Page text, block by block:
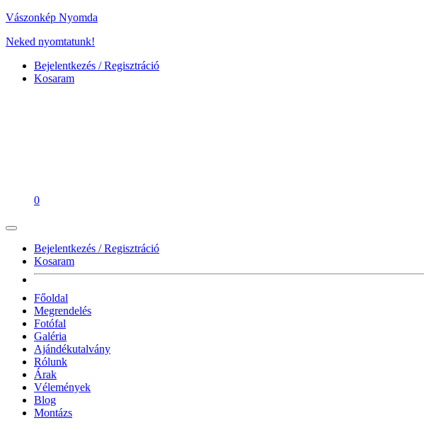
Vászonkép Nyomda
Neked nyomtatunk!
Bejelentkezés / Regisztráció
Kosaram
0
Bejelentkezés / Regisztráció
Kosaram
Főoldal
Megrendelés
Fotófal
Galéria
Ajándékutalvány
Rólunk
Árak
Vélemények
Blog
Montázs